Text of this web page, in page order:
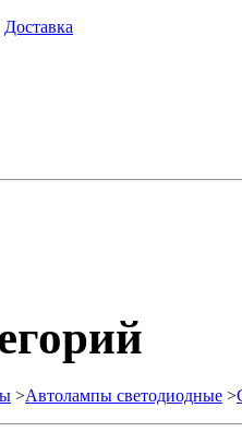
Доставка
>Автолампы светодиодные >